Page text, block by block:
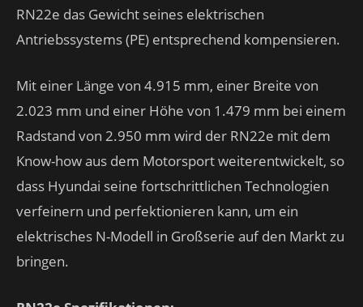
RN22e das Gewicht seines elektrischen
Antriebssystems (PE) entsprechend kompensieren.
Mit einer Länge von 4.915 mm, einer Breite von
2.023 mm und einer Höhe von 1.479 mm bei einem
Radstand von 2.950 mm wird der RN22e mit dem
Know-how aus dem Motorsport weiterentwickelt, so
dass Hyundai seine fortschrittlichen Technologien
verfeinern und perfektionieren kann, um ein
elektrisches N-Modell in Großserie auf den Markt zu
bringen.